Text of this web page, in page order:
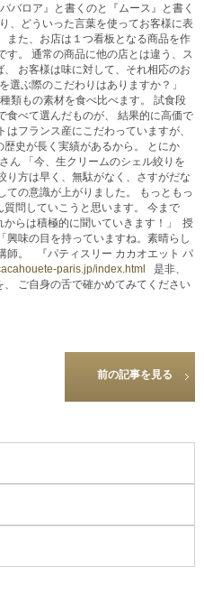
バロア』と書くのと『ムース』と書く
、どういった言葉を使ってお客様に表
また、お店は１つ看板となる商品を作
す。 通常の商品に他の店とは違う、ス
お客様は味に対して、それ相応のお
ぶ際のこだわりはありますか？」
類もの素材を食べ比べます。 試食段
食べて選んだものが、 結果的に高価で
フランス産にこだわっていますが、
史が長く実績があるから。 とにか
ん 「今、生クリームのシェル絞りを
り方は早く、無駄がなく、さすがだな
ての意識が上がりました。 もっともっ
問していこうと思います。 今まで
らは積極的に聞いていきます！」
授
興味の目を持っていますね。素晴らし
師。 『パティスリー カカオエット パ
paris.jp/index.html 是非、
ご自身の舌で確かめてみてください
前の記事を見る